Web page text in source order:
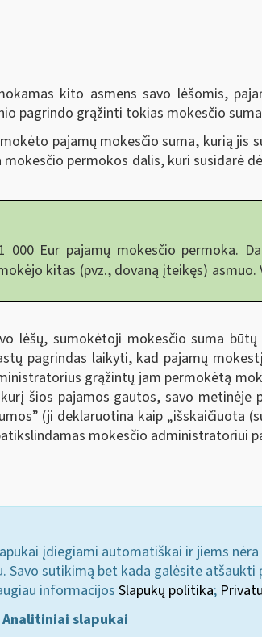
kito asmens savo lėšomis,
pagrindo grąžinti tokias mokesčio
pajamų mokesčio suma, kurią jis
permokos dalis, kuri susidarė
Eur pajamų mokesčio permoka.
kitas (pvz., dovaną įteikęs)
lėšų, sumokėtoji mokesčio suma
pagrindas laikyti, kad pajamų
grąžintų jam permokėtą
šios pajamos gautos, savo metinėje
” (ji deklaruotina kaip „išskaičiuota
mokesčio administratoriui
įdiegiami automatiškai ir jiems
sutikimą bet kada galėsite atšaukti
informacijos Slapukų politika;
Analitiniai slapukai